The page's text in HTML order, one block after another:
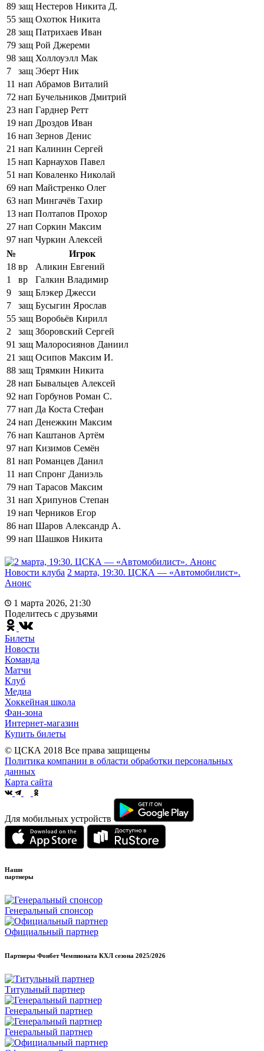
89 защ Нестеров Никита Д.
55 защ Охотюк Никита
28 защ Патрихаев Иван
79 защ Рой Джереми
98 защ Холлоуэлл Мак
7
защ Эберт Ник
11 нап Абрамов Виталий
72 нап Бучельников Дмитрий
23 нап Гарднер Ретт
19 нап Дроздов Иван
16 нап Зернов Денис
21 нап Калинин Сергей
15 нап Карнаухов Павел
51 нап Коваленко Николай
69 нап Майстренко Олег
63 нап Мингачёв Тахир
13 нап Полтапов Прохор
27 нап Соркин Максим
97 нап Чуркин Алексей
№
Игрок
18 вр
Аликин Евгений
1
вр
Галкин Владимир
9
защ Блэкер Джесси
7
защ Бусыгин Ярослав
55 защ Воробьёв Кирилл
2
защ Зборовский Сергей
91 защ Малоросиянов Даниил
21 защ Осипов Максим И.
88 защ Трямкин Никита
28 нап Бывальцев Алексей
92 нап Горбунов Роман С.
77 нап Да Коста Стефан
24 нап Денежкин Максим
76 нап Каштанов Артём
97 нап Кизимов Семён
81 нап Романцев Данил
11 нап Спронг Даниэль
79 нап Тарасов Максим
31 нап Хрипунов Степан
19 нап Черников Егор
86 нап Шаров Александр А.
99 нап Шашков Никита
Новости клуба 2 марта, 19:30. ЦСКА — «Автомобилист».
Анонс
1 марта 2026, 21:30
Поделитесь c друзьями
Билеты
Новости
Команда
Матчи
Клуб
Медиа
Хоккейная школа
Фан-зона
Интернет-магазин
Купить билеты
© ЦСКА 2018 Все права защищены
Политика компании в области обработки персональных
данных
Карта сайта
Для мобильных устройств
Наши
партнеры
Генеральный спонсор
Официальный партнер
Партнеры Фонбет Чемпионата КХЛ сезона 2025/2026
Титульный партнер
Генеральный партнер
Генеральный партнер